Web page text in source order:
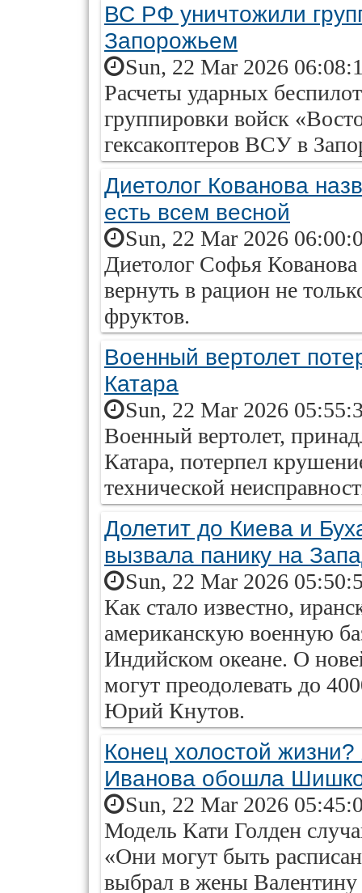
ВС РФ уничтожили
Запорожьем
Sun, 22 Mar 2026
Расчеты ударных
группировки войск
гексакоптеров ВСУ в
Диетолог Кованова
есть всем весной
Sun, 22 Mar 2026
Диетолог Софья
вернуть в рацион не
фруктов.
Военный вертолет
Катара
Sun, 22 Mar 2026
Военный вертолет,
Катара, потерпел
технической
Долетит до Киева и
вызвала панику на
Sun, 22 Mar 2026
Как стало известно,
американскую военную
Индийском океане. О
могут преодолевать до
Юрий Кнутов.
Конец холостой
Иванова обошла
Sun, 22 Mar 2026
Модель Кати Голден
«Они могут быть
выбрал в жены Валентину